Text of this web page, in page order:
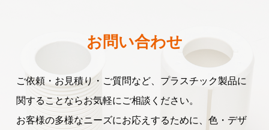
お問い合わせ
ご依頼・お見積り・ご質問など、プラスチック製品に
関することならお気軽にご相談ください。
お客様の多様なニーズにお応えするために、色・デザ